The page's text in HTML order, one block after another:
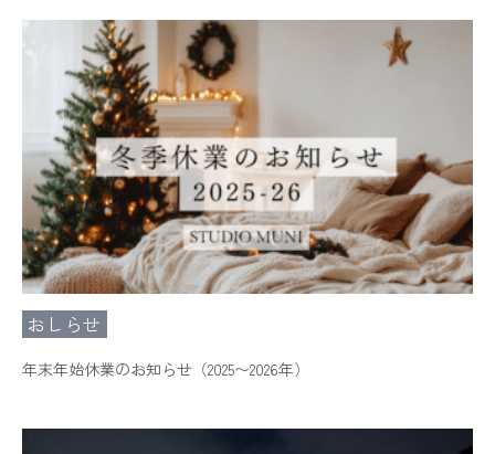
おしらせ
年末年始休業のお知らせ（2025〜2026年）